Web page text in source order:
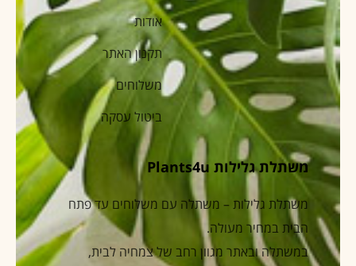
אודות
תקנון האתר
משלוחים
ביטול עסקה
משתלת גלילות Plants4u
משתלת גלילות – משתלה עם משלוחים עד פתח
הבית במחיר מעולה.
במשתלה ובאתר מגוון רחב של צמחיה לבית,